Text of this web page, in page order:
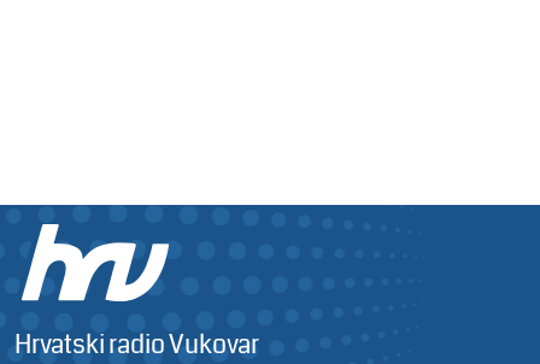
Hrvatski radio Vukovar